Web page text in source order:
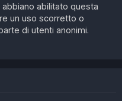
abilitato questa
un uso scorretto o
di utenti anonimi.